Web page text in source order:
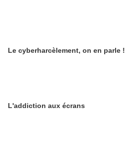
Le cyberharcèlement, on en parle !
L'addiction aux écrans